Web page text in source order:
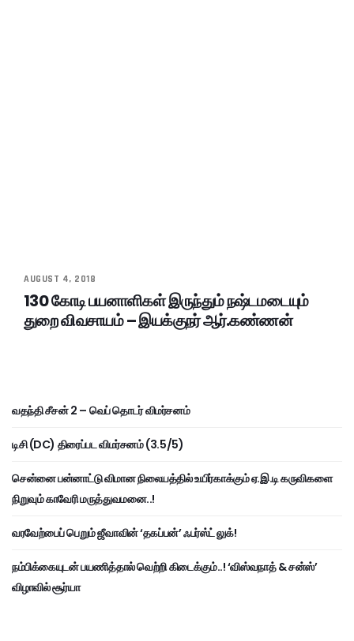
AUGUST 4, 2018
130 கோடி பயனாளிகள் இருந்தும் நஷ்டமடையும்
துறை விவசாயம் – இயக்குநர் ஆர்.கண்ணன்
வதந்தி சீசன் 2 – வெப் தொடர் விமர்சனம்
டிசி (DC) திரைப்பட விமர்சனம் (3.5/5)
சென்னை பன்னாட்டு விமான நிலையத்தில் உயிர்காக்கும் ஏ.இ.டி கருவிகளை
நிறுவும் காவேரி மருத்துவமனை..!
வரவேற்பைப் பெறும் ஜீவாவின் ‘தகப்பன்’ ஃபர்ஸ்ட் லுக்!
நம்பிக்கையுடன் பயணித்தால் வெற்றி கிடைக்கும்..! ‘விஸ்வநாத் & சன்ஸ்’
விழாவில் சூர்யா